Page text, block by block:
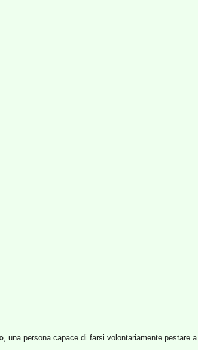
, una persona capace di farsi volontariamente pestare a